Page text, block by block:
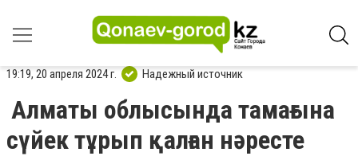
19:19, 20 апреля 2024 г. Надежный источник
Алматы облысында тамағына
сүйек тұрып қалған нәресте